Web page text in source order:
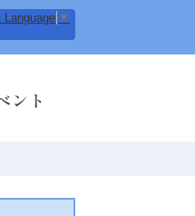
Language ▼
ント